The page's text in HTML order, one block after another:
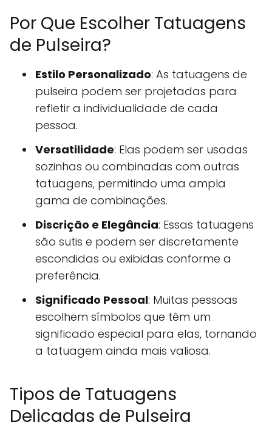
Por Que Escolher Tatuagens
de Pulseira?
Estilo Personalizado: As tatuagens de
pulseira podem ser projetadas para
refletir a individualidade de cada
pessoa.
Versatilidade: Elas podem ser usadas
sozinhas ou combinadas com outras
tatuagens, permitindo uma ampla
gama de combinações.
Discrição e Elegância: Essas tatuagens
são sutis e podem ser discretamente
escondidas ou exibidas conforme a
preferência.
Significado Pessoal: Muitas pessoas
escolhem símbolos que têm um
significado especial para elas, tornando
a tatuagem ainda mais valiosa.
Tipos de Tatuagens
Delicadas de Pulseira